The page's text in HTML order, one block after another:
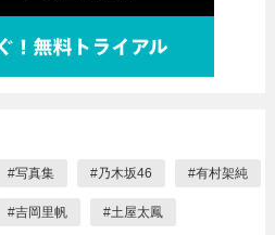
#写真集 #乃木坂46 #有村架純
#吉岡里帆 #土屋太鳳